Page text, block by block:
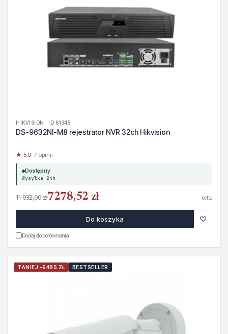
HIKVISION · ID 61345
DS-9632NI-M8 rejestrator NVR 32ch Hikvision
★ 5.0· 7 opinii
Dostępny
Wysyłka 24h
11 932,00 zł7278,52 zł netto
Do koszyka ♡
Dodaj do porównania
TANIEJ -6485 ZŁ BESTSELLER